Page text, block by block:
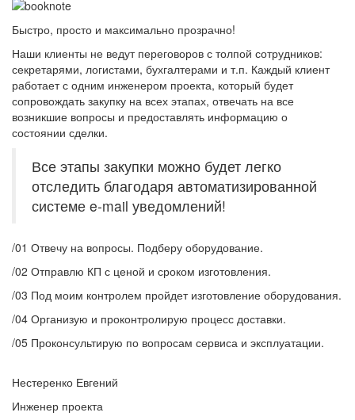
Быстро, просто и максимально прозрачно!
Наши клиенты не ведут переговоров с толпой сотрудников:
секретарями, логистами, бухгалтерами и т.п. Каждый клиент
работает с одним инженером проекта, который будет
сопровождать закупку на всех этапах, отвечать на все
возникшие вопросы и предоставлять информацию о
состоянии сделки.
Все этапы закупки можно будет легко
отследить благодаря автоматизированной
системе e-mail уведомлений!
/01 Отвечу на вопросы. Подберу оборудование.
/02 Отправлю КП с ценой и сроком изготовления.
/03 Под моим контролем пройдет изготовление оборудования.
/04 Организую и проконтролирую процесс доставки.
/05 Проконсультирую по вопросам сервиса и эксплуатации.
Нестеренко Евгений
Инженер проекта